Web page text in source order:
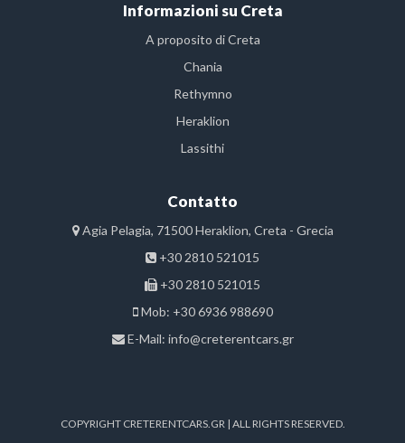
Informazioni su Creta
A proposito di Creta
Chania
Rethymno
Heraklion
Lassithi
Contatto
Agia Pelagia, 71500 Heraklion, Creta - Grecia
+30 2810 521015
+30 2810 521015
Mob: +30 6936 988690
E-Mail: info@creterentcars.gr
COPYRIGHT CRETERENTCARS.GR | ALL RIGHTS RESERVED.